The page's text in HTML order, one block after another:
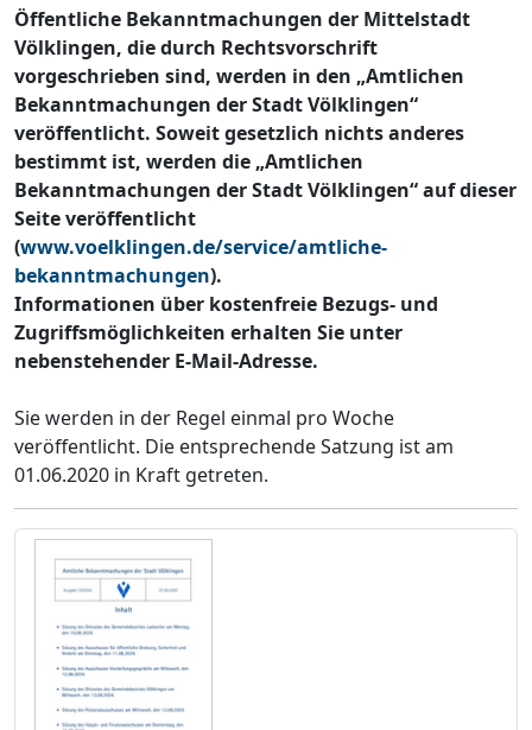
Öffentliche Bekanntmachungen der Mittelstadt
Völklingen, die durch Rechtsvorschrift
vorgeschrieben sind, werden in den „Amtlichen
Bekanntmachungen der Stadt Völklingen“
veröffentlicht. Soweit gesetzlich nichts anderes
bestimmt ist, werden die „Amtlichen
Bekanntmachungen der Stadt Völklingen“ auf dieser
Seite veröffentlicht
(www.voelklingen.de/service/amtliche-
bekanntmachungen).
Informationen über kostenfreie Bezugs- und
Zugriffsmöglichkeiten erhalten Sie unter
nebenstehender E-Mail-Adresse.
Sie werden in der Regel einmal pro Woche
veröffentlicht. Die entsprechende Satzung ist am
01.06.2020 in Kraft getreten.